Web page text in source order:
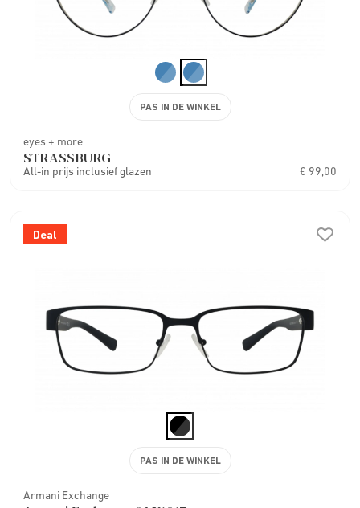
eyes + more
STRASSBURG
All-in prijs inclusief glazen € 99,00
PAS IN DE WINKEL
Deal
Armani Exchange
PAS IN DE WINKEL